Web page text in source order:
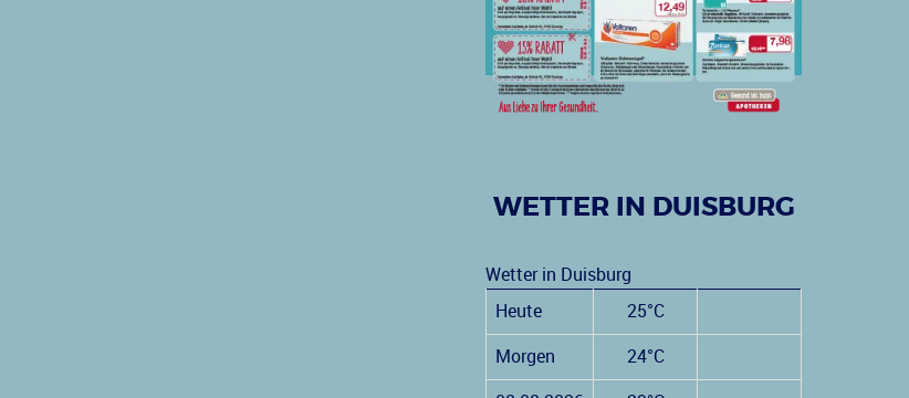
WETTER IN DUISBURG
Wetter in Duisburg
Heute
25°C
Morgen 24°C